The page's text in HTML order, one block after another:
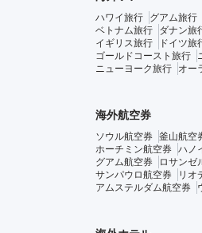
ハワイ旅行 グアム旅行
ベトナム旅行
ダナン旅
イギリス旅行
ドイツ旅
ゴールドコースト旅行
ニューヨーク旅行
オー
海外航空券
ソウル航空券 釜山航空
ホーチミン航空券 ハノ
グアム航空券
ロサンゼ
サンパウロ航空券
リオ
アムステルダム航空券